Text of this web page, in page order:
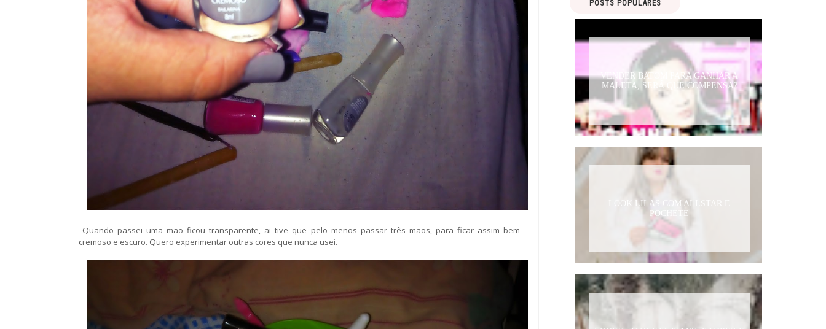
Quando passei uma mão ficou transparente, ai tive que pelo menos passar três mãos, para ficar assim bem
cremoso e escuro. Quero experimentar outras cores que nunca usei.
POSTS POPULARES
VENDER BATOM PARA GANHAR A
MALETA, SERÁ QUE COMPENSA?
LOOK LILAS COM ALLSTAR E
POCHETE